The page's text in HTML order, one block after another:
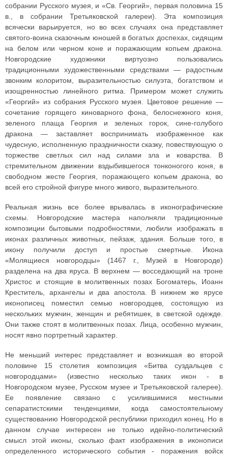
собрании Русского музея, и «Св. Георгий», первая половина 15
в., в собрании Третьяковской галереи). Эта композиция
всячески варьируется, но во всех случаях она представляет
святого-воина сказочным юношей в богатых доспехах, сидящим
на белом или черном коне и поражающим копьем дракона.
Новгородские художники виртуозно пользовались
традиционными художественными средствами — радостным
звонким колоритом, выразительностью силуэта, богатством и
изощренностью линейного ритма. Примером может служить
«Георгий» из собрания Русского музея. Цветовое решение —
сочетание горящего киноварного фона, белоснежного коня,
зеленого плаща Георгия и зеленых горок, сине-голубого
дракона — заставляет воспринимать изображенное как
чудесную, исполненную праздничности сказку, повествующую о
торжестве светлых сил над силами зла и коварства. В
стремительном движении вздыбившегося тонконогого коня, в
свободном жесте Георгия, поражающего копьем дракона, во
всей его стройной фигуре много живого, выразительного.
Реальная жизнь все более врывалась в иконографические
схемы. Новгородские мастера наполняли традиционные
композиции бытовыми подробностями, любили изображать в
иконах различных животных, пейзаж, здания. Больше того, в
икону получили доступ и простые смертные. Икона
«Молящиеся новгородцы» (1467 г., Музей в Новгороде)
разделена на два яруса. В верхнем — восседающий на троне
Христос и стоящие в молитвенных позах Богоматерь, Иоанн
Креститель, архангелы и два апостола. В нижнем же ярусе
иконописец поместил семью новгородцев, состоящую из
нескольких мужчин, женщин и ребятишек, в светской одежде.
Они также стоят в молитвенных позах. Лица, особенно мужчин,
носят явно портретный характер.
Не меньший интерес представляет и возникшая во второй
половине 15 столетия композиция «Битва суздальцев с
новгородцами» (известно несколько таких икон - в
Новгородском музее, Русском музее и Третьяковской галерее).
Ее появление связано с усилившимися местными
сепаратистскими тенденциями, когда самостоятельному
существованию Новгородской республики приходил конец. Но в
данном случае интересен не только идейно-политический
смысл этой иконы, сколько факт изображения в иконописи
определенного исторического события - поражения войск